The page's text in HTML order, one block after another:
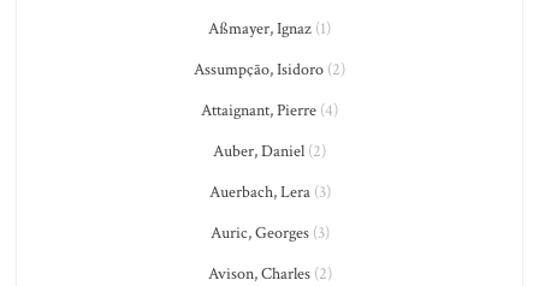
Aßmayer, Ignaz (1)
Assumpção, Isidoro (2)
Attaignant, Pierre (4)
Auber, Daniel (2)
Auerbach, Lera(3)
Auric, Georges(3)
Avison, Charles(2)